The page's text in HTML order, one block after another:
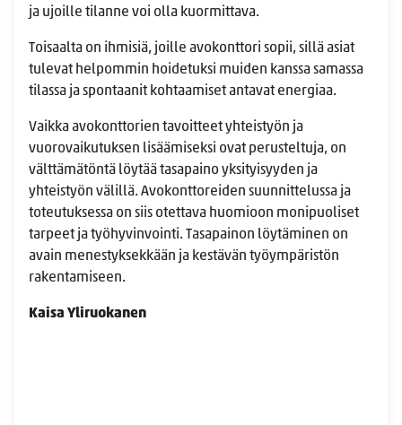
ja ujoille tilanne voi olla kuormittava.
Toisaalta on ihmisiä, joille avokonttori sopii, sillä asiat
tulevat helpommin hoidetuksi muiden kanssa samassa
tilassa ja spontaanit kohtaamiset antavat energiaa.
Vaikka avokonttorien tavoitteet yhteistyön ja
vuorovaikutuksen lisäämiseksi ovat perusteltuja, on
välttämätöntä löytää tasapaino yksityisyyden ja
yhteistyön välillä. Avokonttoreiden suunnittelussa ja
toteutuksessa on siis otettava huomioon monipuoliset
tarpeet ja työhyvinvointi. Tasapainon löytäminen on
avain menestyksekkään ja kestävän työympäristön
rakentamiseen.
Kaisa Yliruokanen